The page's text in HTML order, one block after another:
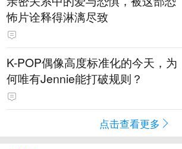
怖片诠释得淋漓尽致
K-POP偶像高度标准化的今天，为
何唯有Jennie能打破规则？
点击查看更多